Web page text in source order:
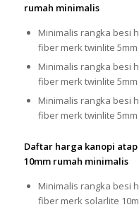
rumah minimalis
Minimalis rangka besi
fiber merk twinlite 5mm
Minimalis rangka besi
fiber merk twinlite 5mm
Minimalis rangka besi
fiber merk twinlite 5mm
Daftar harga kanopi
10mm rumah minimalis
Minimalis rangka besi
fiber merk solarlite